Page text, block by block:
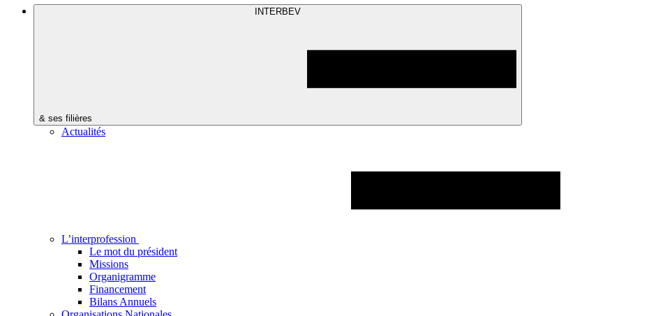
INTERBEV
& ses filières
Actualités
L’interprofession
Le mot du président
Missions
Organigramme
Financement
Bilans Annuels